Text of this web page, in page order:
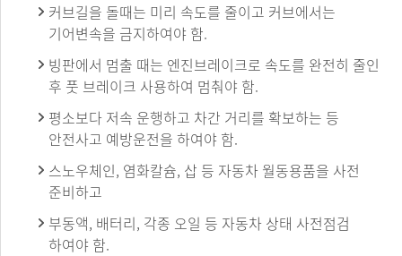
커브길을 돌때는 미리 속도를 줄이고 커브에서는
기어변속을 금지하여야 함.
빙판에서 멈출 때는 엔진브레이크로 속도를 완전히 줄인
후 풋 브레이크 사용하여 멈춰야 함.
평소보다 저속 운행하고 차간 거리를 확보하는 등
안전사고 예방운전을 하여야 함.
스노우체인, 염화칼슘, 삽 등 자동차 월동용품을 사전
준비하고
부동액, 배터리, 각종 오일 등 자동차 상태 사전점검
하여야 함.